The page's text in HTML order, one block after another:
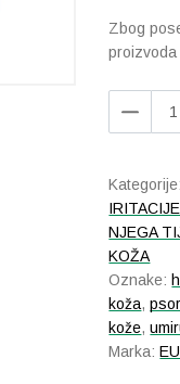
Zbog
proizvoda
tuširanje
s
5%
refill
400
NJEGA
KOŽA
Oznake:
koža,
kože,
Marka: